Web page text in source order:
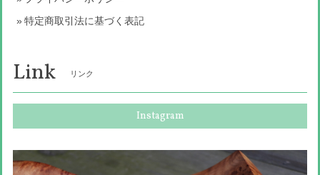
特定商取引法に基づく表記
Link リンク
Instagram